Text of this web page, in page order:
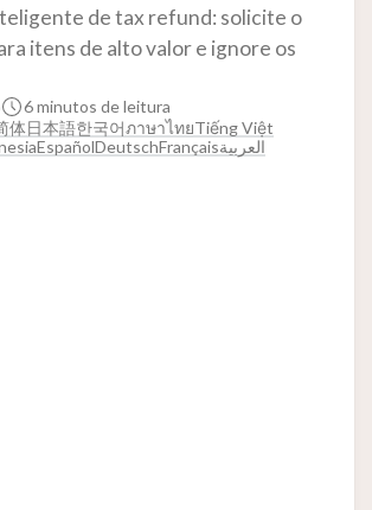
de tax refund: solicite o
itens de alto valor e ignore os
6 minutos de leitura
体日本語한국어ภาษาไทยTiếng Việt
EspañolDeutschFrançaisالعربية